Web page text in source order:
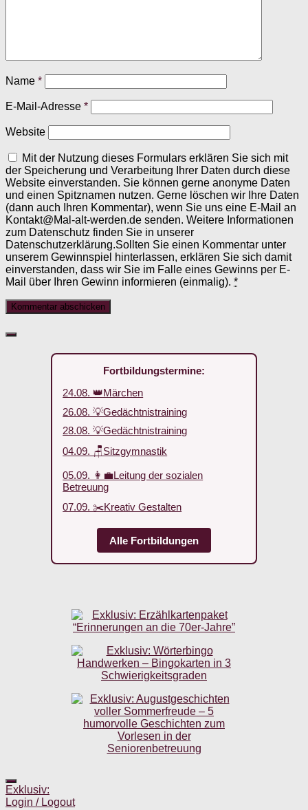
Name *
E-Mail-Adresse *
Website
Mit der Nutzung dieses Formulars erklären Sie sich mit
der Speicherung und Verarbeitung Ihrer Daten durch diese
Website einverstanden. Sie können gerne anonyme Daten
und einen Spitznamen nutzen. Gerne löschen wir Ihre Daten
(dann auch Ihren Kommentar), wenn Sie uns eine E-Mail an
Kontakt@Mal-alt-werden.de senden. Weitere Informationen
zum Datenschutz finden Sie in unserer
Datenschutzerklärung.Sollten Sie einen Kommentar unter
unserem Gewinnspiel hinterlassen, erklären Sie sich damit
einverstanden, dass wir Sie im Falle eines Gewinns per E-
Mail über Ihren Gewinn informieren (einmalig). *
Fortbildungstermine:
24.08. 👑Märchen
26.08. 💡Gedächtnistraining
28.08. 💡Gedächtnistraining
04.09. 🪑Sitzgymnastik
05.09. 👩‍💼Leitung der sozialen
Betreuung
07.09. ✂️Kreativ Gestalten
Alle Fortbildungen
Exklusiv:
Login / Logout